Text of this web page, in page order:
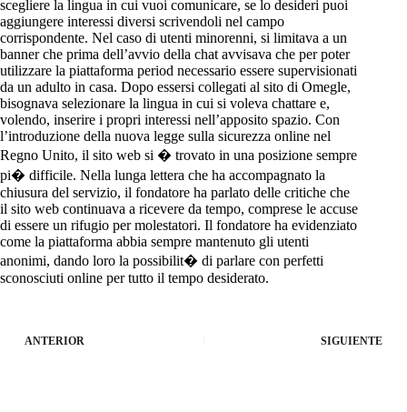
scegliere la lingua in cui vuoi comunicare, se lo desideri puoi
aggiungere interessi diversi scrivendoli nel campo
corrispondente. Nel caso di utenti minorenni, si limitava a un
banner che prima dell’avvio della chat avvisava che per poter
utilizzare la piattaforma period necessario essere supervisionati
da un adulto in casa. Dopo essersi collegati al sito di Omegle,
bisognava selezionare la lingua in cui si voleva chattare e,
volendo, inserire i propri interessi nell’apposito spazio. Con
l’introduzione della nuova legge sulla sicurezza online nel
Regno Unito, il sito web si � trovato in una posizione sempre
pi� difficile. Nella lunga lettera che ha accompagnato la
chiusura del servizio, il fondatore ha parlato delle critiche che
il sito web continuava a ricevere da tempo, comprese le accuse
di essere un rifugio per molestatori. Il fondatore ha evidenziato
come la piattaforma abbia sempre mantenuto gli utenti
anonimi, dando loro la possibilit� di parlare con perfetti
sconosciuti online per tutto il tempo desiderato.
ANTERIOR SIGUIENTE